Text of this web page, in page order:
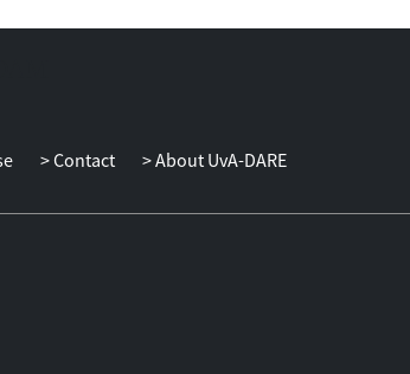
Contact About UvA-DARE